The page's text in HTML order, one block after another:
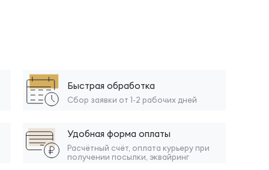
Быстрая обработка
Сбор заявки от 1-2 рабочих дней
Удобная форма оплаты
Расчётный счёт, оплата курьеру при
получении посылки, эквайринг